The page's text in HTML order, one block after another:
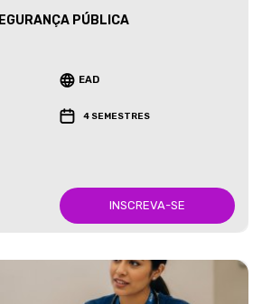
PÚBLICA
EAD
4 SEMESTRES
INSCREVA-SE